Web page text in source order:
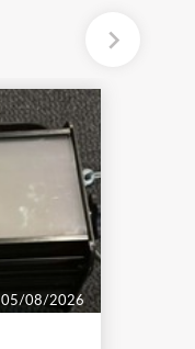
05/08/2026